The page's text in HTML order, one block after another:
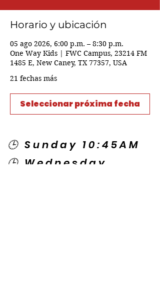
Horario y ubicación
05 ago 2026, 6:00 p.m. – 8:30 p.m.
One Way Kids | FWC Campus, 23214 FM
1485 E, New Caney, TX 77357, USA
21 fechas más
Seleccionar próxima fecha
🕒 Sunday 10:45AM
🕒 Wednesday